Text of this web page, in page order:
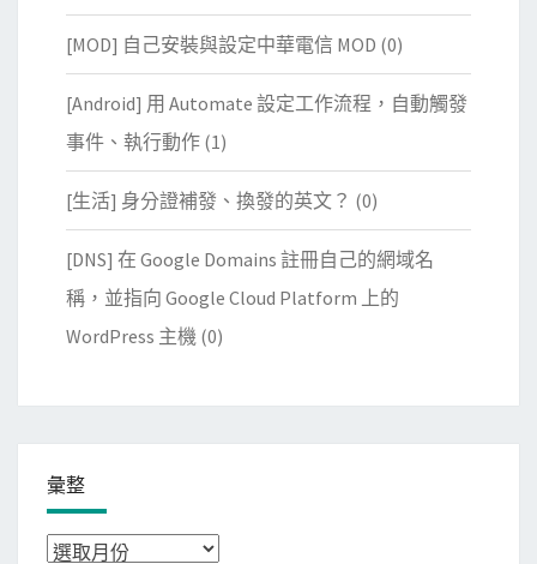
[MOD] 自己安裝與設定中華電信 MOD (0)
[Android] 用 Automate 設定工作流程，自動觸發
事件、執行動作 (1)
[生活] 身分證補發、換發的英文？ (0)
[DNS] 在 Google Domains 註冊自己的網域名
稱，並指向 Google Cloud Platform 上的
WordPress 主機 (0)
彙整
彙